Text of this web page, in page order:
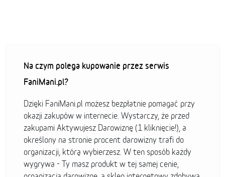
Na czym polega kupowanie przez serwis
FaniMani.pl?
Dzięki FaniMani.pl możesz bezpłatnie pomagać przy
okazji zakupów w internecie. Wystarczy, że przed
zakupami Aktywujesz Darowiznę (1 kliknięcie!), a
określony na stronie procent darowizny trafi do
organizacji, którą wybierzesz. W ten sposób każdy
wygrywa - Ty masz produkt w tej samej cenie,